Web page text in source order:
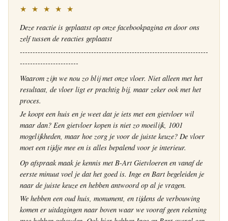
★ ★ ★ ★ ★
Deze reactie is geplaatst op onze facebookpagina en door ons
zelf tussen de reacties geplaatst
--------------------------------------------------------------------------
-----------------------
Waarom zijn we nou zo blij met onze vloer. Niet alleen met het
resultaat, de vloer ligt er prachtig bij, maar zeker ook met het
proces.
Je koopt een huis en je weet dat je iets met een gietvloer wil
maar dan? Een gietvloer kopen is niet zo moeilijk, 1001
mogelijkheden, maar hoe zorg je voor de juiste keuze? De vloer
moet een tijdje mee en is alles bepalend voor je interieur.
Op afspraak maak je kennis met B-Art Gietvloeren en vanaf de
eerste minuut voel je dat het goed is. Inge en Bart begeleiden je
naar de juiste keuze en hebben antwoord op al je vragen.
We hebben een oud huis, monument, en tijdens de verbouwing
komen er uitdagingen naar boven waar we vooraf geen rekening